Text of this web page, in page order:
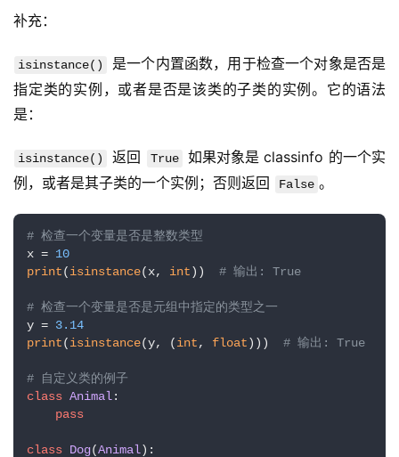
n
x
基
础
云
原
生
监
控
日
志
理
补充：
isinstance()
是一个内置函数，用于检查一个对象是否是
指定类的实例，或者是否是该类的子类的实例。它的语法
是：
isinstance() 返回 True
如果对象是 classinfo 的一个实
例，或者是其子类的一个实例；否则返回
False 。
# 检查一个变量是否是整数类型
x = 10
print(isinstance(x, int)) # 输出: True
# 检查一个变量是否是元组中指定的类型之一
y = 3.14
print(isinstance(y, (int, float))) # 输出: True
# 自定义类的例子
class Animal:
pass
class Dog(Animal):